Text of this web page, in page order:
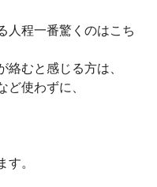
人程一番驚くのはこち
絡むと感じる方は、
ど使わずに、
す。